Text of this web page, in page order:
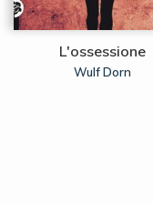
L'ossessione
Wulf Dorn